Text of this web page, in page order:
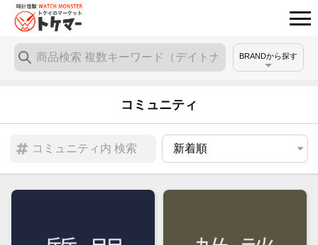
BRANDから探す
コミュニティ